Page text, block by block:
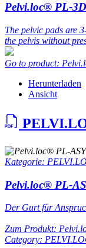
Pelvi.loc® PL-
The pelvic pads are
the pelvis without
Go to product:
Herunterladen
Ansicht
Kategorie:
Pelvi.loc® PL-
Der Gurt für
Zum Produkt:
Category: